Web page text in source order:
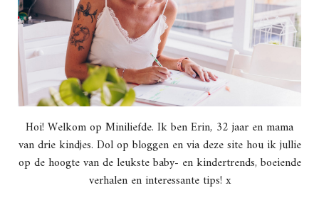
Hoi! Welkom op Miniliefde. Ik ben Erin, 32 jaar en mama
van drie kindjes. Dol op bloggen en via deze site hou ik jullie
op de hoogte van de leukste baby- en kindertrends, boeiende
verhalen en interessante tips! x